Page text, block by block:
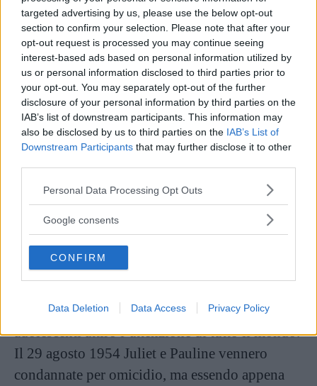
targeted advertising by us, please use the below opt-out
section to confirm your selection. Please note that after your
opt-out request is processed you may continue seeing
interest-based ads based on personal information utilized by
us or personal information disclosed to third parties prior to
your opt-out. You may separately opt-out of the further
disclosure of your personal information by third parties on the
IAB’s list of downstream participants. This information may
also be disclosed by us to third parties on the IAB’s List of
Downstream Participants that may further disclose it to other
Please note that this website/app uses one or more Google
not limited to your visit or usage behaviour. You may click to
use your data for below specified purposes in below Google
consent section.
Personal Data Processing Opt Outs
Google consents
CONFIRM
Data Deletion Data Access Privacy Policy
seppe dire di no.
Sentivo di avere un debito da ripagare.
Pauline era l’unica che mi avesse scritto
quando ero in ospedale e minacciava di
uccidersi, se non l’avessi aiutata.
Vomitava dopo ogni pasto e stava
dimagrendo a vista d’occhio. Ora sono
certa che fossebulimica. Credevo
davvero che si sarebbe tolta la vita.
La donna venne uccisa in un parco con un
venne subito a galla e il caso delle due assassine
adolescenti attirò l’attenzione di tutto il mondo.
Il 29 agosto 1954 Juliet e Pauline vennero
condannate per omicidio, ma essendo appena